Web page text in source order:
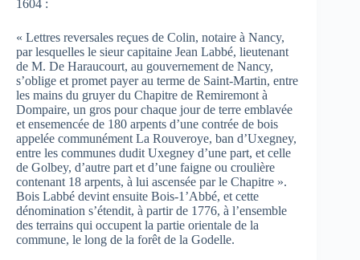
1604 :
« Lettres reversales reçues de Colin, notaire à Nancy,
par lesquelles le sieur capitaine Jean Labbé, lieutenant
de M. De Haraucourt, au gouvernement de Nancy,
s’oblige et promet payer au terme de Saint-Martin, entre
les mains du gruyer du Chapitre de Remiremont à
Dompaire, un gros pour chaque jour de terre emblavée
et ensemencée de 180 arpents d’une contrée de bois
appelée communément La Rouveroye, ban d’Uxegney,
entre les communes dudit Uxegney d’une part, et celle
de Golbey, d’autre part et d’une faigne ou croulière
contenant 18 arpents, à lui ascensée par le Chapitre ».
Bois Labbé devint ensuite Bois-1’Abbé, et cette
dénomination s’étendit, à partir de 1776, à l’ensemble
des terrains qui occupent la partie orientale de la
commune, le long de la forêt de la Godelle.